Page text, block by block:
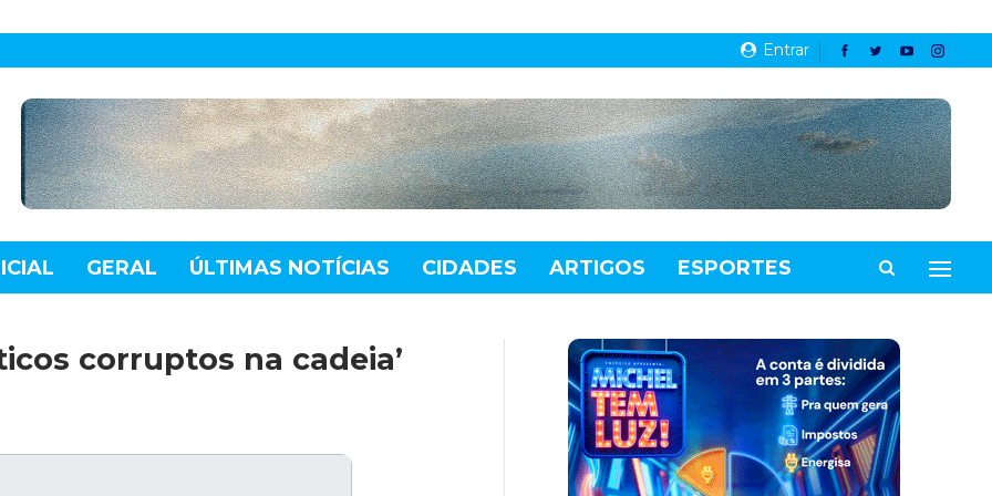
Entrar
GERAL ÚLTIMAS NOTÍCIAS CIDADES ARTIGOS ESPORTES
corruptos na cadeia’